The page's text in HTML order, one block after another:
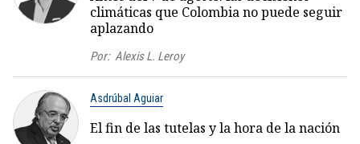
climáticas que Colombia no puede seguir
aplazando
Por: Alexis L. Leroy
Asdrúbal Aguiar
El fin de las tutelas y la hora de la nación